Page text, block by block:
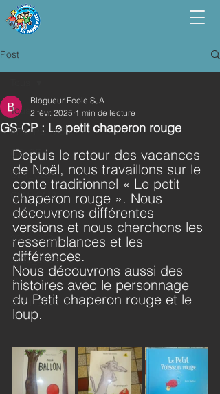
Post
Tous
PPS_PS_MS
GS_CP
CE1_CE2
CM1_CM2
Vie de l'école
2023_2024
2022_2023
2021_2022
2024_2025
GS-CP : Le petit chaperon rouge
Blogueur Ecole SJA
2 févr. 2025 1 min de lecture
Depuis le retour des vacances
de Noël, nous travaillons sur le
conte traditionnel « Le petit
chaperon rouge ». Nous
découvrons différentes
versions et nous cherchons les
ressemblances et les
différences.
Nous découvrons aussi des
histoires avec le personnage
du Petit chaperon rouge et le
loup.